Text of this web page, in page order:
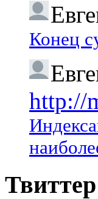
Конец
http://
Твиттер